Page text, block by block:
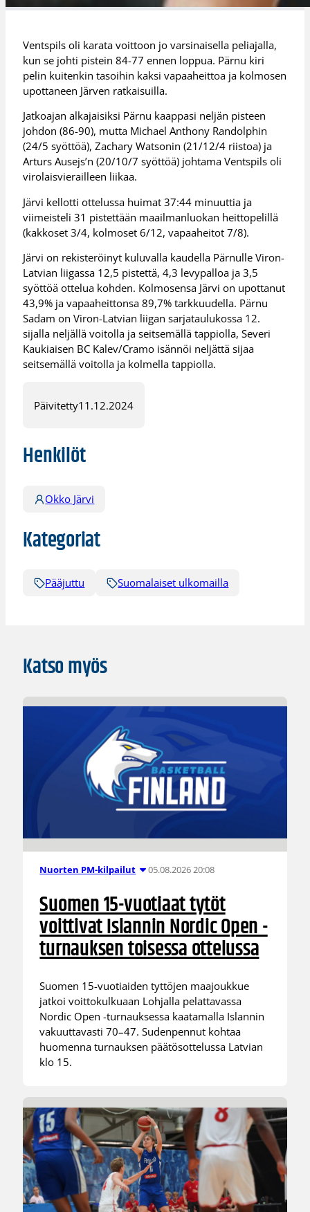
Ventspils oli karata voittoon jo varsinaisella peliajalla,
kun se johti pistein 84-77 ennen loppua. Pärnu kiri
pelin kuitenkin tasoihin kaksi vapaaheittoa ja kolmosen
upottaneen Järven ratkaisuilla.
Jatkoajan alkajaisiksi Pärnu kaappasi neljän pisteen
johdon (86-90), mutta Michael Anthony Randolphin
(24/5 syöttöä), Zachary Watsonin (21/12/4 riistoa) ja
Arturs Ausejs’n (20/10/7 syöttöä) johtama Ventspils oli
virolaisvierailleen liikaa.
Järvi kellotti ottelussa huimat 37:44 minuuttia ja
viimeisteli 31 pistettään maailmanluokan heittopelillä
(kakkoset 3/4, kolmoset 6/12, vapaaheitot 7/8).
Järvi on rekisteröinyt kuluvalla kaudella Pärnulle Viron-
Latvian liigassa 12,5 pistettä, 4,3 levypalloa ja 3,5
syöttöä ottelua kohden. Kolmosensa Järvi on upottanut
43,9% ja vapaaheittonsa 89,7% tarkkuudella. Pärnu
Sadam on Viron-Latvian liigan sarjataulukossa 12.
sijalla neljällä voitolla ja seitsemällä tappiolla, Severi
Kaukiaisen BC Kalev/Cramo isännöi neljättä sijaa
seitsemällä voitolla ja kolmella tappiolla.
Päivitetty11.12.2024
Henkilöt
Okko Järvi
Kategoriat
Pääjuttu Suomalaiset ulkomailla
Katso myös
Nuorten PM-kilpailut 05.08.2026 20:08
Suomen 15-vuotiaat tytöt
voittivat Islannin Nordic Open -
turnauksen toisessa ottelussa
Suomen 15-vuotiaiden tyttöjen maajoukkue
jatkoi voittokulkuaan Lohjalla pelattavassa
Nordic Open -turnauksessa kaatamalla Islannin
vakuuttavasti 70–47. Sudenpennut kohtaa
huomenna turnauksen päätösottelussa Latvian
klo 15.